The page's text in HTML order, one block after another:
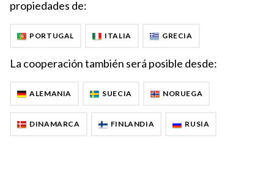
propiedades de:
PORTUGAL ITALIA GRECIA
La cooperación también será posible desde:
ALEMANIA SUECIA NORUEGA
DINAMARCA FINLANDIA RUSIA